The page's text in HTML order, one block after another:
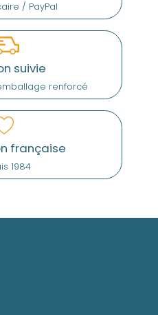
/ PayPal
suivie
renforcé
française
1984